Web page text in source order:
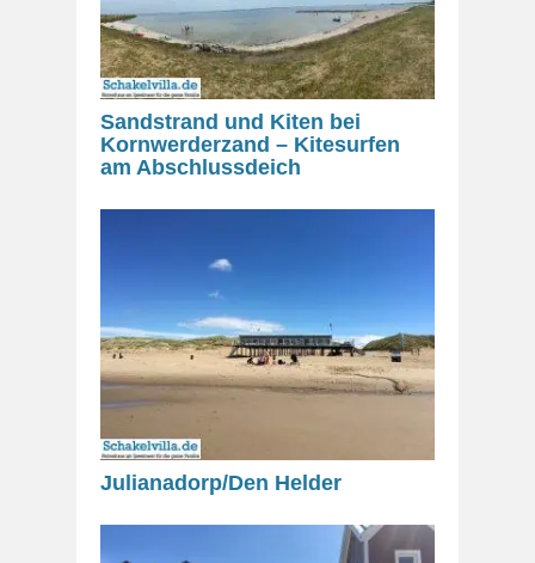
Sandstrand und Kiten bei
Kornwerderzand – Kitesurfen
am Abschlussdeich
Julianadorp/Den Helder